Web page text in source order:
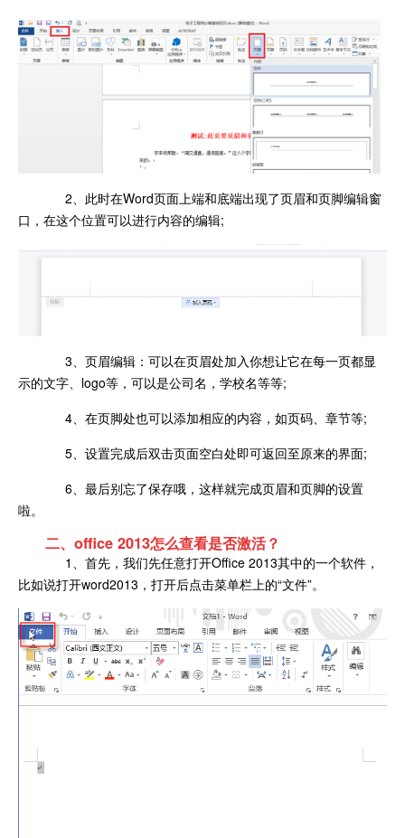
2、此时在Word页面上端和底端出现了页眉和页脚编辑窗
口，在这个位置可以进行内容的编辑;
3、页眉编辑：可以在页眉处加入你想让它在每一页都显
示的文字、logo等，可以是公司名，学校名等等;
4、在页脚处也可以添加相应的内容，如页码、章节等;
5、设置完成后双击页面空白处即可返回至原来的界面;
6、最后别忘了保存哦，这样就完成页眉和页脚的设置
啦。
二、office 2013怎么查看是否激活？
1、首先，我们先任意打开Office 2013其中的一个软件，
比如说打开word2013，打开后点击菜单栏上的“文件”。